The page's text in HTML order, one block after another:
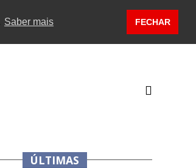
Saber mais FECHAR
ÚLTIMAS